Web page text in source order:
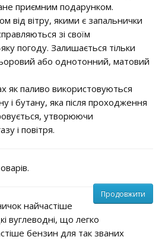
приємним подарунком.
від вітру, якими є запальнички
зі своїм
погоду. Залишається тільки
або однотонний, матовий
як паливо використовуються
і бутану, яка після проходження
утворюючи
і повітря.
Продовжити
найчастіше
вуглеводні, що легко
бензин для так званих